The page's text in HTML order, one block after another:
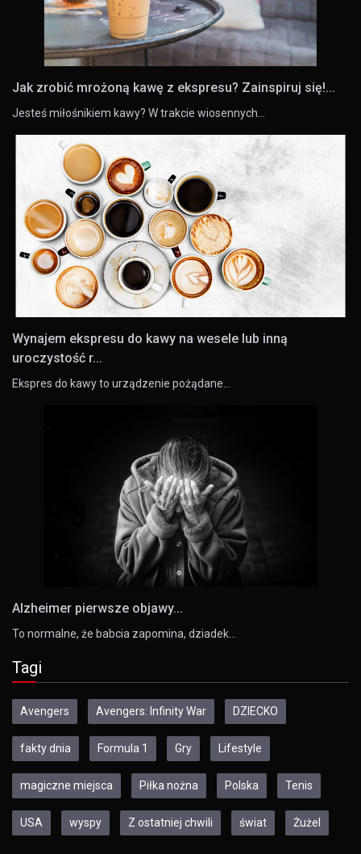
Jak zrobić mrożoną kawę z ekspresu? Zainspiruj się!...
Jesteś miłośnikiem kawy? W trakcie wiosennych…
Wynajem ekspresu do kawy na wesele lub inną
uroczystość r...
Ekspres do kawy to urządzenie pożądane…
Alzheimer pierwsze objawy...
To normalne, że babcia zapomina, dziadek…
Tagi
Avengers Avengers: Infinity War DZIECKO
fakty dnia Formula 1 Gry Lifestyle
magiczne miejsca Piłka nożna Polska Tenis
USA wyspy Z ostatniej chwili świat Żużel